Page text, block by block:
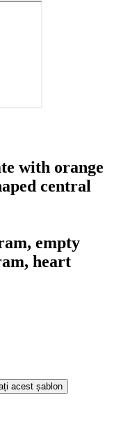
with orange
central
empty
heart
acest șablon